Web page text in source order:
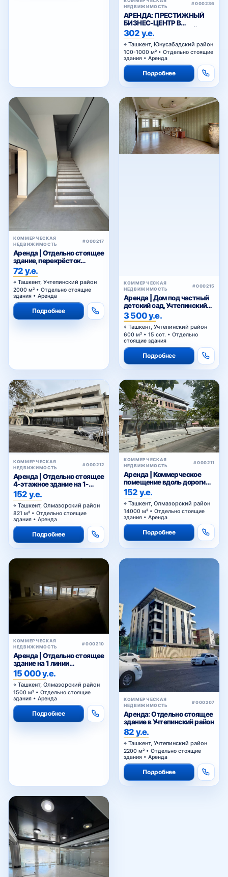
НЕДВИЖИМОСТЬ
#000236
АРЕНДА: ПРЕСТИЖНЫЙ
БИЗНЕС-ЦЕНТР В
ЮНУСАБАДСКОМ РАЙОНЕ
302 у.е.
Ташкент, Юнусабадский район
100-1000 м² • Отдельно стоящие
здания • Аренда
Подробнее
КОММЕРЧЕСКАЯ
НЕДВИЖИМОСТЬ
#000217
Аренда | Отдельно стоящее
здание, перекрёсток
«Хасанбой»
72 у.е.
Ташкент, Учтепинский район
2000 м² • Отдельно стоящие
здания • Аренда
Подробнее
КОММЕРЧЕСКАЯ
НЕДВИЖИМОСТЬ
#000215
Аренда | Дом под частный
детский сад, Учтепинский
район
3 500 у.е.
Ташкент, Учтепинский район
600 м² • 15 сот. • Отдельно
стоящие здания
Подробнее
КОММЕРЧЕСКАЯ
НЕДВИЖИМОСТЬ
#000212
Аренда | Отдельно стоящее
4-этажное здание на 1-
линии Нурафшан
152 у.е.
Ташкент, Олмазорский район
821 м² • Отдельно стоящие
здания • Аренда
Подробнее
КОММЕРЧЕСКАЯ
НЕДВИЖИМОСТЬ
#000211
Аренда | Коммерческое
помещение вдоль дороги
Нурафшан
152 у.е.
Ташкент, Олмазорский район
14000 м² • Отдельно стоящие
здания • Аренда
Подробнее
КОММЕРЧЕСКАЯ
НЕДВИЖИМОСТЬ
#000210
Аренда | Отдельно стоящее
здание на 1 линии
Нурафшан
15 000 у.е.
Ташкент, Олмазорский район
1500 м² • Отдельно стоящие
здания • Аренда
Подробнее
КОММЕРЧЕСКАЯ
НЕДВИЖИМОСТЬ
#000207
Аренда: Отдельно стоящее
здание в Учтепинский район
82 у.е.
Ташкент, Учтепинский район
2200 м² • Отдельно стоящие
здания • Аренда
Подробнее